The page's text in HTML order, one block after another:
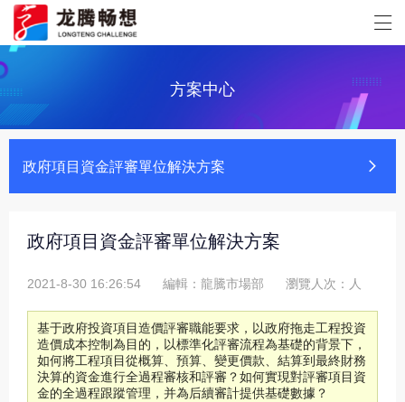
方案中心
政府項目資金評審單位解決方案
政府項目資金評審單位解決方案
2021-8-30 16:26:54 編輯：龍騰市場部 瀏覽人次： 人
基于政府投資項目造價評審職能要求，以政府拖走工程投資
造價成本控制為目的，以標準化評審流程為基礎的背景下，
如何將工程項目從概算、預算、變更價款、結算到最終財務
決算的資金進行全過程審核和評審？如何實現對評審項目資
金的全過程跟蹤管理，并為后續審計提供基礎數據？